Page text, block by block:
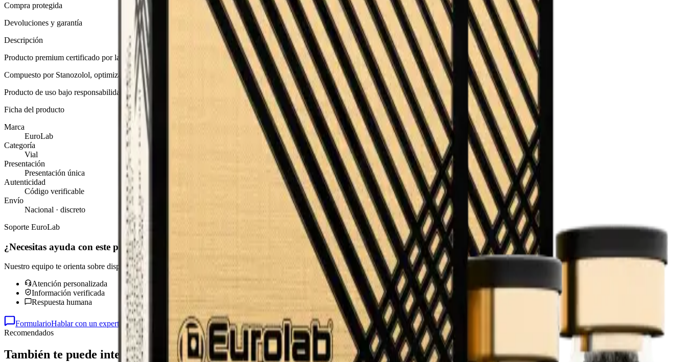
Compra protegida
Devoluciones y garantía
Descripción
Producto premium certificado por laboratorio. Pureza y dosificación consistentes en cada lote.
Compuesto por Stanozolol, optimiza la dureza muscular, define los detalles y reduce la retención hídrica. Ideal para etapas finales de preparación.
Producto de uso bajo responsabilidad del usuario. Consulta a un profesional de la salud antes de iniciar cualquier protocolo. Mantener fuera del alcance de los niños.
Ficha del producto
Marca
EuroLab
Categoría
Vial
Presentación
Presentación única
Autenticidad
Código verificable
Envío
Nacional · discreto
Soporte EuroLab
¿Necesitas ayuda con este producto?
Nuestro equipo te orienta sobre disponibilidad, autenticidad y tiempos de envío. Atención humana, sin bots.
Atención personalizada
Información verificada
Respuesta humana
FormularioHablar con un experto
Recomendados
También te puede interesar